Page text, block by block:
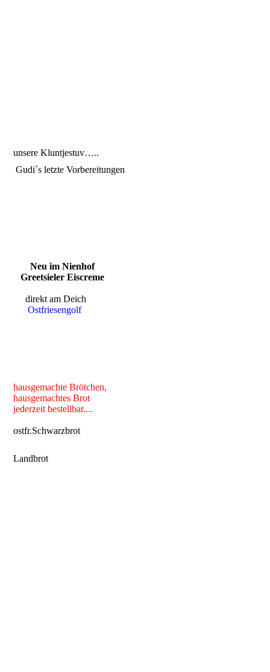
unsere Kluntjestuv…..
Gudi´s letzte Vorbereitungen
Neu im Nienhof
Greetsieler Eiscreme
direkt am Deich
Ostfriesengolf
hausgemachte Brötchen,
hausgemachtes Brot
jederzeit bestellbar....
ostfr.Schwarzbrot
Landbrot